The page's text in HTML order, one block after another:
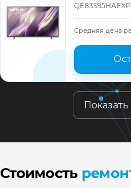
Samsung,
гарантия до 12
Средняя цена
Стоимость